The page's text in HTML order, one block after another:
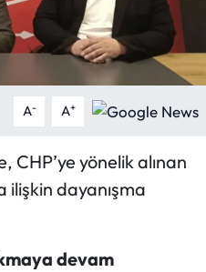
A- A+
yönelik alınan
ilişkin dayanışma
devam